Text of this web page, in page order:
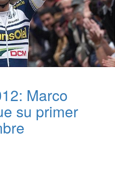
Marco
su primer